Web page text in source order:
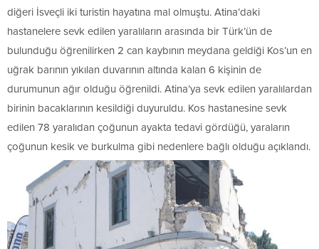
diğeri İsveçli iki turistin hayatına mal olmuştu. Atina’daki
hastanelere sevk edilen yaralıların arasında bir Türk’ün de
bulunduğu öğrenilirken 2 can kaybının meydana geldiği Kos’un en
uğrak barının yıkılan duvarının altında kalan 6 kişinin de
durumunun ağır olduğu öğrenildi. Atina’ya sevk edilen yaralılardan
birinin bacaklarının kesildiği duyuruldu. Kos hastanesine sevk
edilen 78 yaralıdan çoğunun ayakta tedavi gördüğü, yaraların
çoğunun kesik ve burkulma gibi nedenlere bağlı olduğu açıklandı.